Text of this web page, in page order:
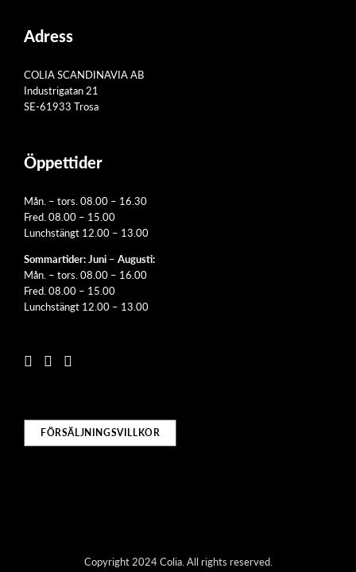
Adress
COLIA SCANDINAVIA AB
Industrigatan 21
SE-61933 Trosa
Öppettider
Mån. – tors. 08.00 – 16.30
Fred. 08.00 – 15.00
Lunchstängt 12.00 – 13.00
Sommartider: Juni – Augusti:
Mån. – tors. 08.00 – 16.00
Fred. 08.00 – 15.00
Lunchstängt 12.00 – 13.00
FÖRSÄLJNINGSVILLKOR
Copyright 2024 Colia. All rights reserved.